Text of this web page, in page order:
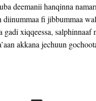
deemanii hanqinna
diinummaa fi jibbummaa
gadi xiqqeessa, salphinnaaf
akkana jechuun